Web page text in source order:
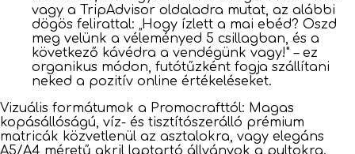
vagy a TripAdvisor oldaladra mutat, az alábbi
dögös felirattal: „Hogy ízlett a mai ebéd? Oszd
meg velünk a véleményed 5 csillagban, és a
következő kávédra a vendégünk vagy!" – ez
organikus módon, futótűzként fogja szállítani
neked a pozitív online értékeléseket.
Vizuális formátumok a Promocrafttól: Magas
kopásállóságú, víz- és tisztítószerálló prémium
matricák közvetlenül az asztalokra, vagy elegáns
A5/A4 méretű akril laptartó állványok a pultokra.